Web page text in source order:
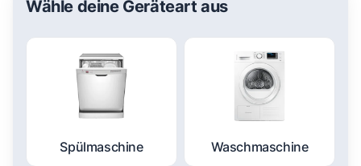
Wähle deine Geräteart aus
Spülmaschine Waschmaschine